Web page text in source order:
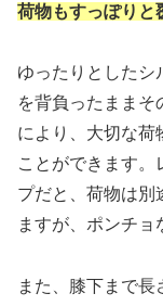
荷物もすっぽりと
ゆったりとしたシ
を背負ったままそ
により、大切な荷
ことができます。
プだと、荷物は別
ますが、ポンチョ
また、膝下まで